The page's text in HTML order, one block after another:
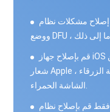
إصلاح مشكلات نظام iOS المختلفة مثل وضع الاسترداد ،
قم بإصلاح جهاز iOS الخاص بك إلى الوضع الطبيعي من
شعار Apple الأبيض ، الشاشة السوداء ، الشاشة الزرقاء ،
فقط قم بإصلاح نظام iOS الخاص بك إلى الوضع الطبيعي ،